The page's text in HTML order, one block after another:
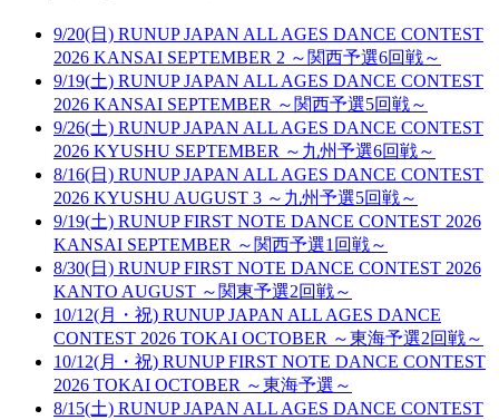
9/20(日) RUNUP JAPAN ALL AGES DANCE CONTEST
2026 KANSAI SEPTEMBER 2 ～関西予選6回戦～
9/19(土) RUNUP JAPAN ALL AGES DANCE CONTEST
2026 KANSAI SEPTEMBER ～関西予選5回戦～
9/26(土) RUNUP JAPAN ALL AGES DANCE CONTEST
2026 KYUSHU SEPTEMBER ～九州予選6回戦～
8/16(日) RUNUP JAPAN ALL AGES DANCE CONTEST
2026 KYUSHU AUGUST 3 ～九州予選5回戦～
9/19(土) RUNUP FIRST NOTE DANCE CONTEST 2026
KANSAI SEPTEMBER ～関西予選1回戦～
8/30(日) RUNUP FIRST NOTE DANCE CONTEST 2026
KANTO AUGUST ～関東予選2回戦～
10/12(月・祝) RUNUP JAPAN ALL AGES DANCE
CONTEST 2026 TOKAI OCTOBER ～東海予選2回戦～
10/12(月・祝) RUNUP FIRST NOTE DANCE CONTEST
2026 TOKAI OCTOBER ～東海予選～
8/15(土) RUNUP JAPAN ALL AGES DANCE CONTEST